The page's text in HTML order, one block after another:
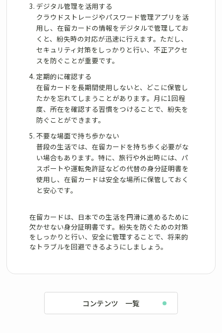
デジタル管理を活用する
クラウドストレージやパスワード管理アプリを活
用し、在留カードの情報をデジタルで管理してお
くと、紛失時の対応が迅速に行えます。ただし、
セキュリティ対策をしっかりと行い、不正アクセ
スを防ぐことが重要です。
定期的に確認する
在留カードを長期間使用しないと、どこに保管し
たかを忘れてしまうことがあります。月に1回程
度、所在を確認する習慣をつけることで、紛失を
防ぐことができます。
不要な場面で持ち歩かない
普段の生活では、在留カードを持ち歩く必要がな
い場合もあります。特に、旅行や外出時には、パ
スポートや運転免許証などの代替の身分証明書を
使用し、在留カードは安全な場所に保管しておく
と安心です。
在留カードは、日本での生活を円滑に進めるために
欠かせない身分証明書です。紛失を防ぐための対策
をしっかりと行い、安全に管理することで、将来的
なトラブルを回避できるようにしましょう。
コンテンツ 一覧